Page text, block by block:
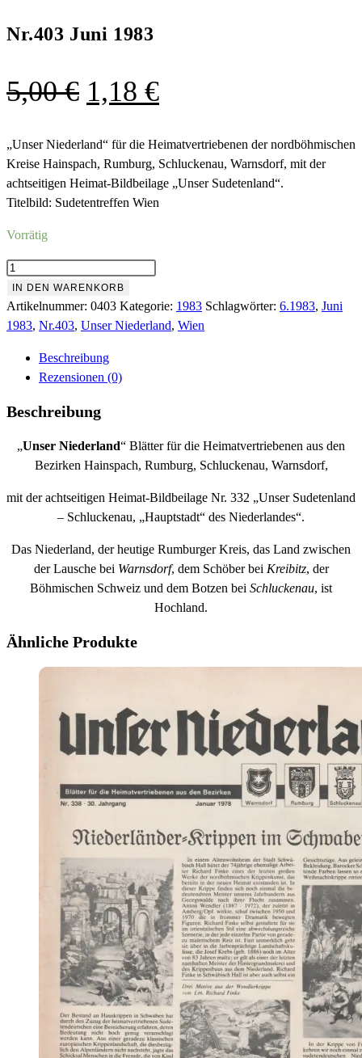
Nr.403 Juni 1983
5,00€ Ursprünglicher
war:
5,00 €
1,18 €Aktueller
ist:
1,18 €.
„Unser Niederland“ für die Heimatvertriebenen der nordböhmischen
Kreise Hainspach, Rumburg, Schluckenau, Warnsdorf, mit der
achtseitigen Heimat-Bildbeilage „Unser Sudetenland“.
Titelbild: Sudetentreffen Wien
Vorrätig
Nr.403
Juni
1983
Menge
IN DEN WARENKORB
Artikelnummer: 0403 Kategorie: 1983 Schlagwörter: 6.1983, Juni
1983, Nr.403, Unser Niederland, Wien
Beschreibung
Rezensionen (0)
Beschreibung
„Unser Niederland“ Blätter für die Heimatvertriebenen aus den
Bezirken Hainspach, Rumburg, Schluckenau, Warnsdorf,
mit der achtseitigen Heimat-Bildbeilage Nr. 332 „Unser Sudetenland
– Schluckenau, „Hauptstadt“ des Niederlandes“.
Das Niederland, der heutige Rumburger Kreis, das Land zwischen
der Lausche bei Warnsdorf, dem Schöber bei Kreibitz, der
Böhmischen Schweiz und dem Botzen bei Schluckenau, ist
Hochland.
Ähnliche Produkte